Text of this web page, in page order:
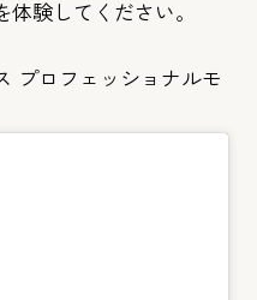
体験してください。
プロフェッショナルモ